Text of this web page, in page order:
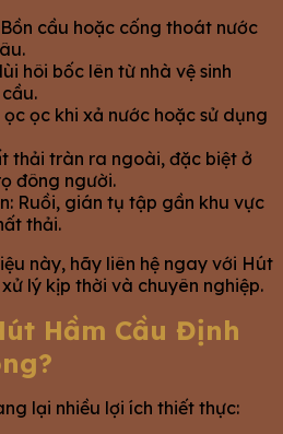
cầu hoặc cống thoát nước
hôi bốc lên từ nhà vệ sinh
ọc ọc khi xả nước hoặc sử dụng
thải tràn ra ngoài, đặc biệt ở
đông người.
Ruồi, gián tụ tập gần khu vực
thải.
này, hãy liên hệ ngay với Hút
lý kịp thời và chuyên nghiệp.
Hầm Cầu Định
lại nhiều lợi ích thiết thực: